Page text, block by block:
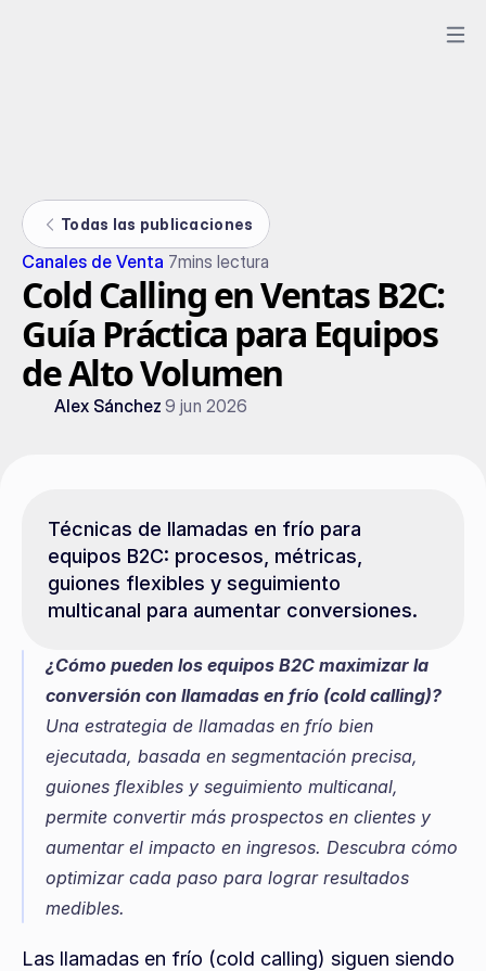
Todas las publicaciones
Canales de Venta 7mins lectura
Cold Calling en Ventas B2C:
Guía Práctica para Equipos
de Alto Volumen
Alex Sánchez 9 jun 2026
Técnicas de llamadas en frío para
equipos B2C: procesos, métricas,
guiones flexibles y seguimiento
multicanal para aumentar conversiones.
¿Cómo pueden los equipos B2C maximizar la
conversión con llamadas en frío (cold calling)?
Una estrategia de llamadas en frío bien
ejecutada, basada en segmentación precisa,
guiones flexibles y seguimiento multicanal,
permite convertir más prospectos en clientes y
aumentar el impacto en ingresos. Descubra cómo
optimizar cada paso para lograr resultados
medibles.
Las llamadas en frío (cold calling) siguen siendo